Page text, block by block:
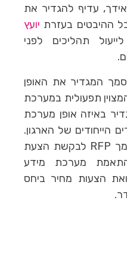
עדיף להגדיר את
ההיבטים בעזרת יועץ
תהליכים לפני
המגדיר את האופן
תפעולית במערכת
באיזה אופן מערכת
הייחודים של הארגון.
מסמך האפיון הינו חלק מסמך RFP לבקשת הצעת
מערכת מידע
הצעות מחיר ביחס